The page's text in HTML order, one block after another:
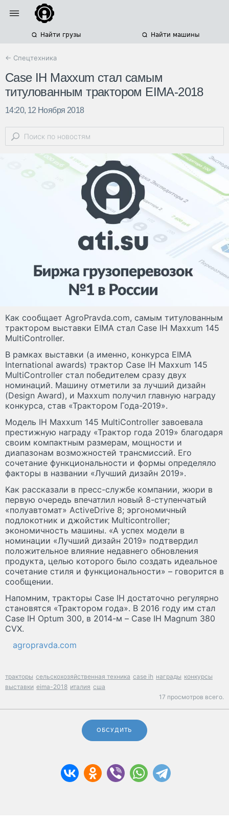
Найти грузы Найти машины
← Спецтехника
Case IH Maxxum стал самым
титулованным трактором EIMA-2018
14:20, 12 Ноября 2018
Как сообщает AgroPravda.com, самым титулованным
трактором выставки EIMA стал Case IH Maxxum 145
MultiController.
В рамках выставки (а именно, конкурса EIMA
International awards) трактор Case IH Maxxum 145
MultiController стал победителем сразу двух
номинаций. Машину отметили за лучший дизайн
(Design Award), и Maxxum получил главную награду
конкурса, став «Трактором Года-2019».
Модель IH Maxxum 145 MultiController завоевала
престижную награду «Трактор года 2019» благодаря
своим компактным размерам, мощности и
диапазонам возможностей трансмиссий. Его
сочетание функциональности и формы определяло
факторы в названии «Лучший дизайн 2019».
Как рассказали в пресс-службе компании, жюри в
первую очередь впечатлил новый 8-ступенчатый
«полуавтомат» ActiveDrive 8; эргономичный
подлокотник и джойстик Multicontroller;
экономичность машины. «А успех модели в
номинации «Лучший дизайн 2019» подтвердил
положительное влияние недавнего обновления
продукта, целью которого было создать идеальное
сочетание стиля и функциональности» – говорится в
сообщении.
Напомним, тракторы Case IH достаточно регулярно
становятся «Трактором года». В 2016 году им стал
Case IH Optum 300, в 2014-м – Case IH Magnum 380
CVX.
agropravda.com
тракторы сельскохозяйственная техника case ih награды конкурсы
выставки eima-2018 италия сша
17 просмотров всего.
ОБСУДИТЬ